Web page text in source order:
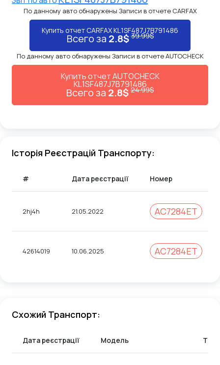
По данному авто обнаружены Записи в отчете CARFAX
Купить отчет CARFAX KL1SF487J7B791486
Всего за 2.8$39.99$
По данному авто обнаружены Записи в отчете AUTOCHECK
Купить отчет AUTOCHECK
KL1SF487J7B791486
Всего за 2.8$24.99$
Історія Реєстрацій Транспорту:
# Дата реєстрації Номер
2hj4h 21.05.2022 AC7284ET
42614019 10.06.2025 АС7284ЕТ
Схожий Транспорт:
Дата реєстрації Модель Тип